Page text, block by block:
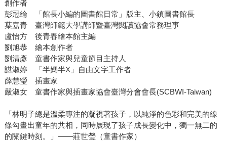
創作者
彭冠綸 「館長小編的圖書館日常」版主、小鎮圖書館長
葉嘉青 臺灣師範大學講師暨臺灣閱讀協會常務理事
盧怡方 後青春繪本館主編
劉旭恭 繪本創作者
劉清彥 童書作家與兒童節目主持人
諶淑婷 「半媽半X」自由文字工作者
薛慧瑩 插畫家
嚴淑女 童書作家與插畫家協會臺灣分會會長(SCBWI-Taiwan)
「林明子總是溫柔專注的凝視著孩子，以純淨的色彩和完美的線
條勾畫出童年的共相，同時展現了孩子成長變化中，獨一無二的
的關鍵時刻。」——莊世瑩（童書作家）